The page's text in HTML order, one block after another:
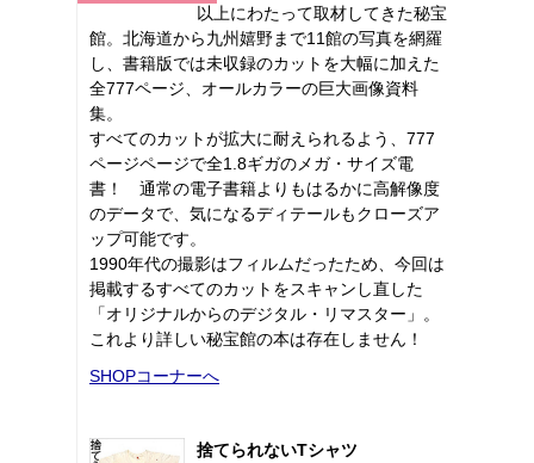
以上にわたって取材してきた秘宝
館。北海道から九州嬉野まで11館の写真を網羅
し、書籍版では未収録のカットを大幅に加えた
全777ページ、オールカラーの巨大画像資料
集。
すべてのカットが拡大に耐えられるよう、777
ページページで全1.8ギガのメガ・サイズ電
書！ 通常の電子書籍よりもはるかに高解像度
のデータで、気になるディテールもクローズア
ップ可能です。
1990年代の撮影はフィルムだったため、今回は
掲載するすべてのカットをスキャンし直した
「オリジナルからのデジタル・リマスター」。
これより詳しい秘宝館の本は存在しません！
SHOPコーナーへ
捨てられないTシャツ